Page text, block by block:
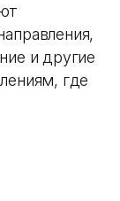
и другие
где